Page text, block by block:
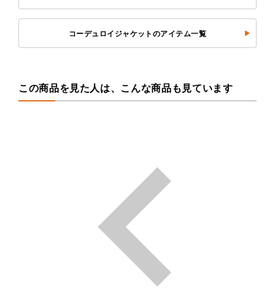
コーデュロイジャケットのアイテム一覧
この商品を見た人は、こんな商品も見ています